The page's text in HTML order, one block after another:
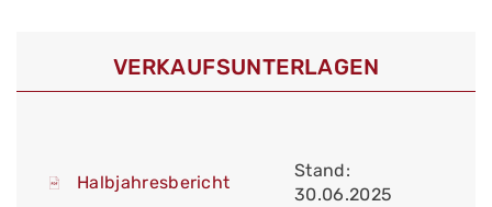
VERKAUFS­UNTERLAGEN
Halbjahresbericht
Stand:
30.06.2025